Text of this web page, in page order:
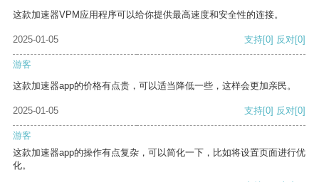
这款加速器VPM应用程序可以给你提供最高速度和安全性的连接。
2025-01-05 支持[0] 反对[0]
游客
这款加速器app的价格有点贵，可以适当降低一些，这样会更加亲民。
2025-01-05 支持[0] 反对[0]
游客
这款加速器app的操作有点复杂，可以简化一下，比如将设置页面进行优
化。